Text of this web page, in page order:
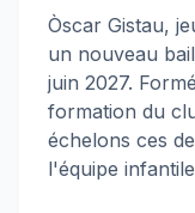
Òscar Gistau,
un nouveau
juin 2027.
formation du
échelons ces
l'équipe